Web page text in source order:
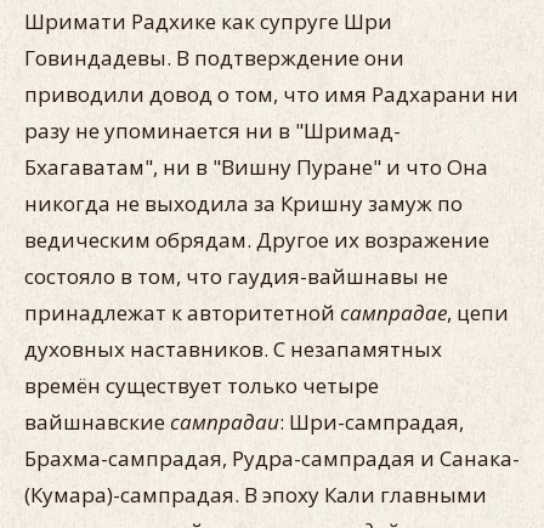
Шримати Радхике как супруге Шри
Говиндадевы. В подтверждение они
приводили довод о том, что имя Радхарани ни
разу не упоминается ни в "Шримад-
Бхагаватам", ни в "Вишну Пуране" и что Она
никогда не выходила за Кришну замуж по
ведическим обрядам. Другое их возражение
состояло в том, что гаудия-вайшнавы не
принадлежат к авторитетной сампрадае, цепи
духовных наставников. С незапамятных
времён существует только четыре
вайшнавскиесампрадаи: Шри-сампрадая,
Брахма-сампрадая, Рудра-сампрадая и Санака-
(Кумара)-сампрадая. В эпоху Кали главными